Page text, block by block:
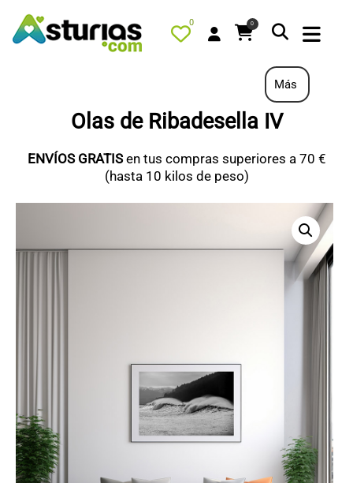
0 0
QUÉ HACER
ALOJAMIENTOS
TURISMO ACTIVO
QUESOS ASTURIANOS
CONSERVAS, PATÉS Y PLATOS
SIDRA
Más
Olas de Ribadesella IV
ENVÍOS GRATISen tus compras superiores a 70 €
(hasta 10 kilos de peso)